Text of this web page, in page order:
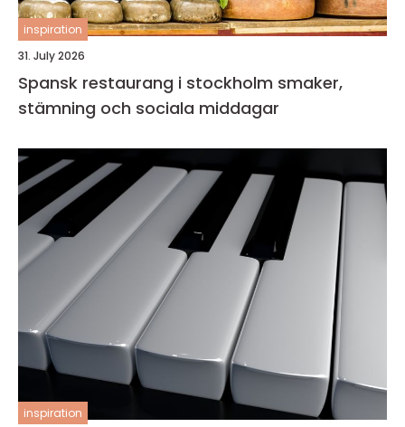
inspiration
31. July 2026
Spansk restaurang i stockholm smaker,
stämning och sociala middagar
inspiration